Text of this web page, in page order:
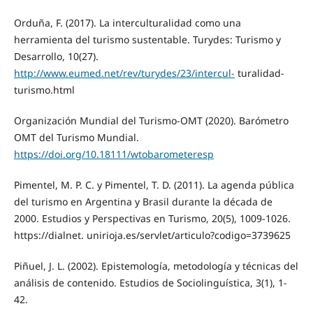
Orduña, F. (2017). La interculturalidad como una
herramienta del turismo sustentable. Turydes: Turismo y
Desarrollo, 10(27).
http://www.eumed.net/rev/turydes/23/intercul- turalidad-
turismo.html
Organización Mundial del Turismo-OMT (2020). Barómetro
OMT del Turismo Mundial.
https://doi.org/10.18111/wtobarometeresp
Pimentel, M. P. C. y Pimentel, T. D. (2011). La agenda pública
del turismo en Argentina y Brasil durante la década de
2000. Estudios y Perspectivas en Turismo, 20(5), 1009-1026.
https://dialnet. unirioja.es/servlet/articulo?codigo=3739625
Piñuel, J. L. (2002). Epistemología, metodología y técnicas del
análisis de contenido. Estudios de Sociolinguística, 3(1), 1-
42.